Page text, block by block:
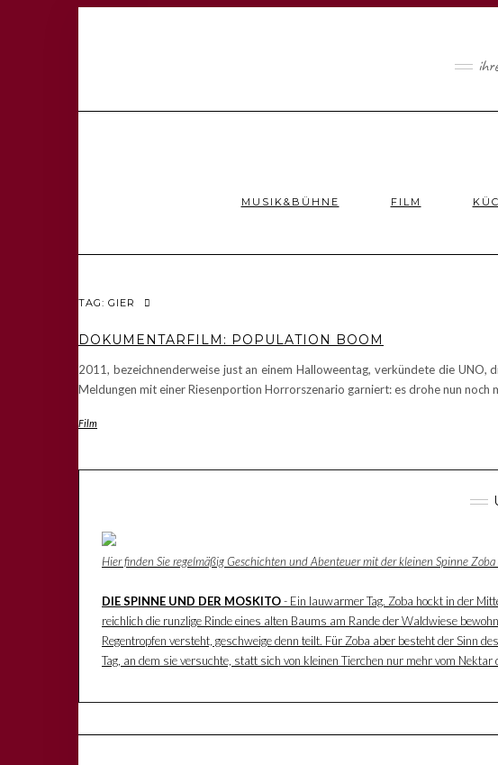
MUSIK&BÜHNE FILM
TAG: GIER
DOKUMENTARFILM: POPULATION BOOM
2011, bezeichnenderweise just an einem Halloweentag, verkündete die UNO,
Meldungen mit einer Riesenportion Horrorszenario garniert: es drohe nun
Film
Hier finden Sie regelmäßig Geschichten und Abenteuer mit der kleinen Spinne
DIE SPINNE UND DER MOSKITO- Ein lauwarmer Tag. Zoba hockt in der
reichlich die runzlige Rinde eines alten Baums am Rande der Waldwiese
Regentropfen versteht, geschweige denn teilt. Für Zoba aber besteht der Sinn
Tag, an dem sie versuchte, statt sich von kleinen Tierchen nur mehr vom